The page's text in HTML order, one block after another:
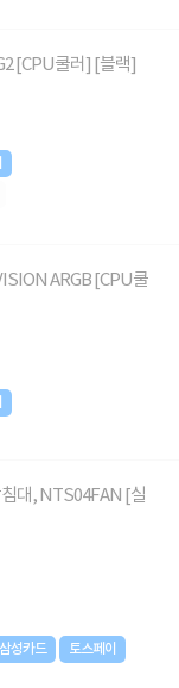
[CPU쿨러] [블랙]
ARGB [CPU쿨
대, NTS04FAN [실
삼성카드 토스페이